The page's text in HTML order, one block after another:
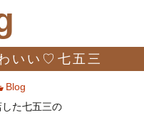
いい♡七五三
Blog
た七五三の